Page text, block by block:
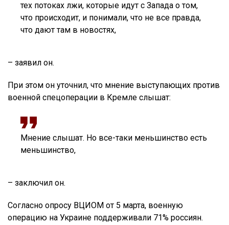
тех потоках лжи, которые идут с Запада о том,
что происходит, и понимали, что не все правда,
что дают там в новостях,
– заявил он.
При этом он уточнил, что мнение выступающих против
военной спецоперации в Кремле слышат:
Мнение слышат. Но все-таки меньшинство есть
меньшинство,
– заключил он.
Согласно опросу ВЦИОМ от 5 марта, военную
операцию на Украине поддерживали 71% россиян.